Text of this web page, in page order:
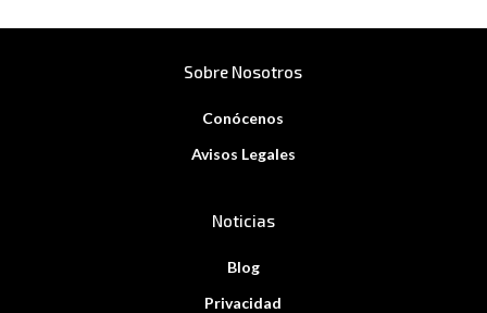
Sobre Nosotros
Conócenos
Avisos Legales
Noticias
Blog
Privacidad